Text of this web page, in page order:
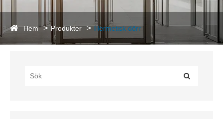
Hem Produkter Hermetisk dörr